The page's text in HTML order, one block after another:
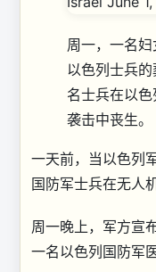
周一，一名
以色列士兵
名士兵在以
袭击中丧生。
一天前，当以色列
国防军士兵在无人
周一晚上，军方
一名以色列国防军